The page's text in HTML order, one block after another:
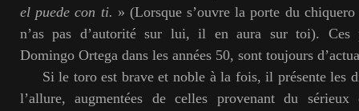
el puede con ti. » (Lorsque s’ouvre la porte du
n’as pas d’autorité sur lui, il en aura sur toi). Ces
Domingo Ortega dans les années 50, sont toujours
Si le toro est brave et noble à la fois, il présente les
l’allure, augmentées de celles provenant du